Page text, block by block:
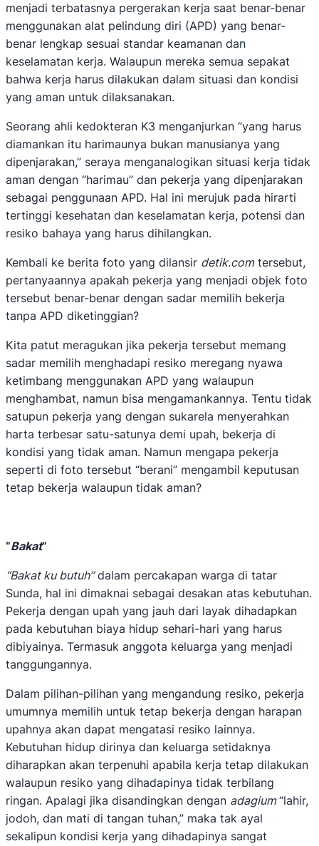
menjadi terbatasnya pergerakan kerja saat benar-benar
menggunakan alat pelindung diri (APD) yang benar-
benar lengkap sesuai standar keamanan dan
keselamatan kerja. Walaupun mereka semua sepakat
bahwa kerja harus dilakukan dalam situasi dan kondisi
yang aman untuk dilaksanakan.
Seorang ahli kedokteran K3 menganjurkan “yang harus
diamankan itu harimaunya bukan manusianya yang
dipenjarakan,” seraya menganalogikan situasi kerja tidak
aman dengan “harimau” dan pekerja yang dipenjarakan
sebagai penggunaan APD. Hal ini merujuk pada hirarti
tertinggi kesehatan dan keselamatan kerja, potensi dan
resiko bahaya yang harus dihilangkan.
Kembali ke berita foto yang dilansir detik.comtersebut,
pertanyaannya apakah pekerja yang menjadi objek foto
tersebut benar-benar dengan sadar memilih bekerja
tanpa APD diketinggian?
Kita patut meragukan jika pekerja tersebut memang
sadar memilih menghadapi resiko meregang nyawa
ketimbang menggunakan APD yang walaupun
menghambat, namun bisa mengamankannya. Tentu tidak
satupun pekerja yang dengan sukarela menyerahkan
harta terbesar satu-satunya demi upah, bekerja di
kondisi yang tidak aman. Namun mengapa pekerja
seperti di foto tersebut “berani” mengambil keputusan
tetap bekerja walaupun tidak aman?
“Bakat”
“Bakat ku butuh”dalam percakapan warga di tatar
Sunda, hal ini dimaknai sebagai desakan atas kebutuhan.
Pekerja dengan upah yang jauh dari layak dihadapkan
pada kebutuhan biaya hidup sehari-hari yang harus
dibiyainya. Termasuk anggota keluarga yang menjadi
tanggungannya.
Dalam pilihan-pilihan yang mengandung resiko, pekerja
umumnya memilih untuk tetap bekerja dengan harapan
upahnya akan dapat mengatasi resiko lainnya.
Kebutuhan hidup dirinya dan keluarga setidaknya
diharapkan akan terpenuhi apabila kerja tetap dilakukan
walaupun resiko yang dihadapinya tidak terbilang
ringan. Apalagi jika disandingkan dengan adagium“lahir,
jodoh, dan mati di tangan tuhan,” maka tak ayal
sekalipun kondisi kerja yang dihadapinya sangat